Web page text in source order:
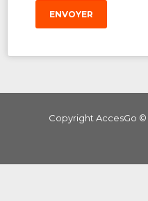
ENVOYER
Copyright AccesGo ©